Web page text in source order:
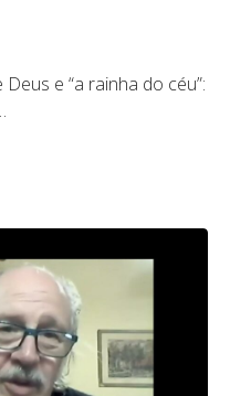
e “a rainha do céu”: